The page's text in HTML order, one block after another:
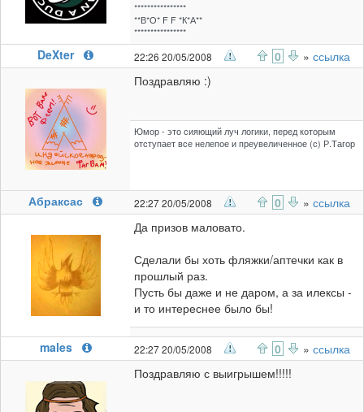
****************
**В*О* F F *К*А**
****************
DeXter 22:26 20/05/2008 0 » ссылка
Поздравляю :)
Юмор - это сияющий луч логики, перед которым
отступает все нелепое и преувеличенное (с) Р.Тагор
Абраксас 22:27 20/05/2008 0 » ссылка
Да призов маловато.
Сделали бы хоть фляжки/аптечки как в
прошлый раз.
Пусть бы даже и не даром, а за илексы -
и то интереснее было бы!
males 22:27 20/05/2008 0 » ссылка
Поздравляю с выигрышем!!!!!